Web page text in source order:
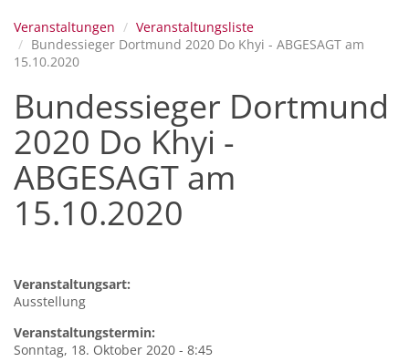
Veranstaltungen
Veranstaltungsliste
Bundessieger Dortmund 2020 Do Khyi - ABGESAGT am
15.10.2020
Bundessieger Dortmund
2020 Do Khyi -
ABGESAGT am
15.10.2020
Veranstaltungsart:
Ausstellung
Veranstaltungstermin:
Sonntag, 18. Oktober 2020 - 8:45